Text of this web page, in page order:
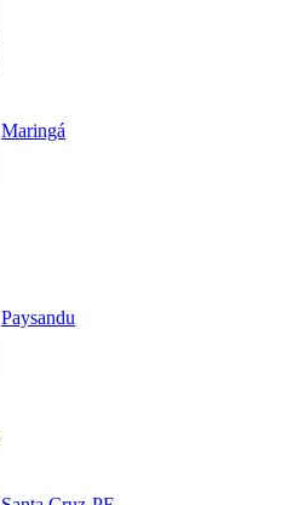
Maringá
Paysandu